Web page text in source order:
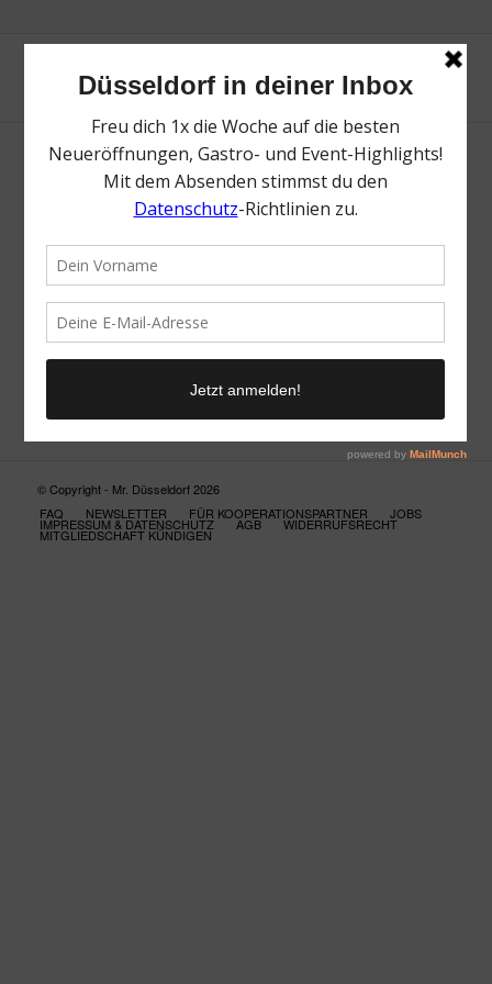
Neue Suche
Suchergebnis nicht zufriedenstellend? Versuche es mal mit
einem Wortteil oder einer anderen Schreibweise.
© Copyright - Mr. Düsseldorf 2026
FAQ
NEWSLETTER FÜR KOOPERATIONSPARTNER JOBS
IMPRESSUM & DATENSCHUTZ AGB WIDERRUFSRECHT
MITGLIEDSCHAFT KÜNDIGEN